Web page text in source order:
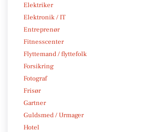
Elektriker
Elektronik / IT
Entreprenør
Fitnesscenter
Flyttemand / flyttefolk
Forsikring
Fotograf
Frisør
Gartner
Guldsmed / Urmager
Hotel